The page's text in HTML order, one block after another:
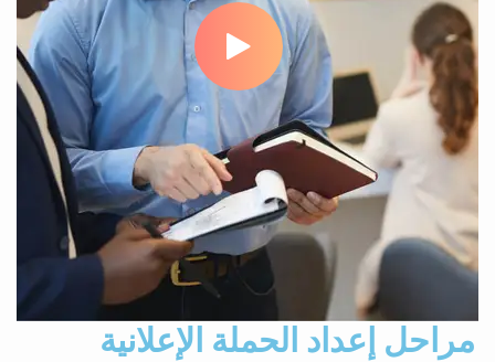
مراحل إعداد الحملة الإعلانية